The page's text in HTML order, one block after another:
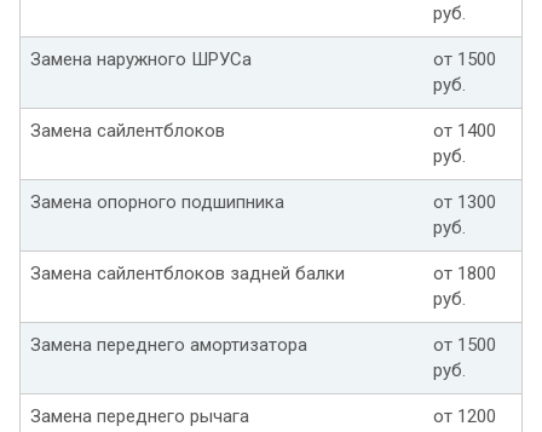
руб.
Замена наружного ШРУСа
от 1500
руб.
Замена сайлентблоков
от 1400
руб.
Замена опорного подшипника
от 1300
руб.
Замена сайлентблоков задней балки
от 1800
руб.
Замена переднего амортизатора
от 1500
руб.
Замена переднего рычага
от 1200